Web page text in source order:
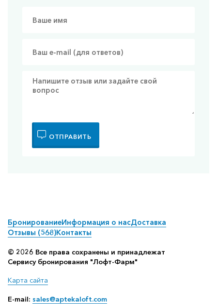
ОТПРАВИТЬ
БронированиеИнформация о насДоставка
Отзывы (568)Контакты
© 2026 Все права сохранены и принадлежат
Сервису бронирования "Лофт-Фарм"
Карта сайта
E-mail: sales@aptekaloft.com